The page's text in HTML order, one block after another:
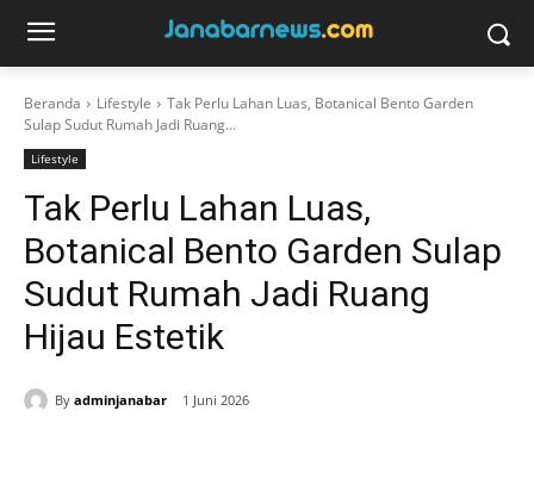
Beranda Lifestyle
Tak Perlu Lahan Luas, Botanical Bento Garden
Sulap Sudut Rumah Jadi Ruang...
Lifestyle
Tak Perlu Lahan Luas,
Botanical Bento Garden Sulap
Sudut Rumah Jadi Ruang
Hijau Estetik
By adminjanabar 1 Juni 2026